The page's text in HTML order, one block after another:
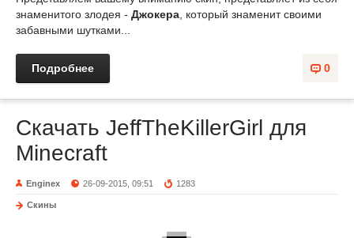
знаменитого злодея - Джокера , который знаменит своими
забавными шутками...
0
Подробнее
Скачать JeffTheKillerGirl для
Minecraft
Enginex 26-09-2015, 09:51 1283
Скины